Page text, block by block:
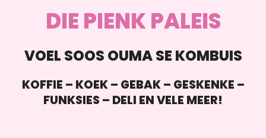
DIE PIENK PALEIS
VOEL SOOS OUMA SE KOMBUIS
KOFFIE – KOEK – GEBAK – GESKENKE –
FUNKSIES – DELI EN VELE MEER!